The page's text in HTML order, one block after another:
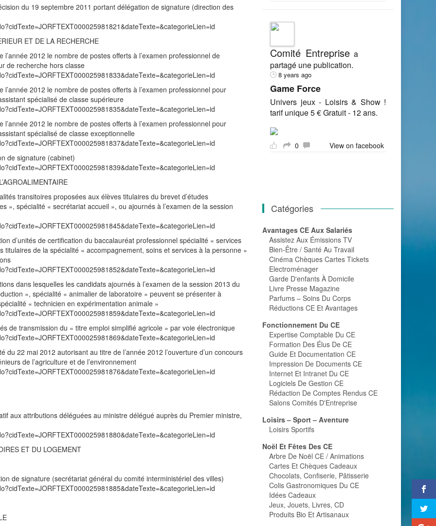
du 19 septembre 2011 portant délégation de signature (direction des
ET DE LA RECHERCHE
2012 le nombre de postes offerts à l’examen professionnel de
de recherche hors classe
2012 le nombre de postes offerts à l’examen professionnel pour
spécialisé de classe supérieure
2012 le nombre de postes offerts à l’examen professionnel pour
spécialisé de classe exceptionnelle
de signature (cabinet)
transitoires proposées aux élèves titulaires du brevet d’études
», spécialité « secrétariat accueil », ou ajournés à l’examen de la session
d’unités de certification du baccalauréat professionnel spécialité « services
titulaires de la spécialité « accompagnement, soins et services à la personne »
dans lesquelles les candidats ajournés à l’examen de la session 2013 du
», spécialité « animalier de laboratoire » peuvent se présenter à
« technicien en expérimentation animale »
de transmission du « titre emploi simplifié agricole » par voie électronique
du 22 mai 2012 autorisant au titre de l’année 2012 l’ouverture d’un concours
de l’agriculture et de l’environnement
aux attributions déléguées au ministre délégué auprès du Premier ministre,
ET DU LOGEMENT
de signature (secrétariat général du comité interministériel des villes)
Comité Entreprisea
partagé une publication.
8 years ago
Game Force
Univers jeux - Loisirs & Show !
tarif unique 5 € Gratuit - 12 ans.
0 View on facebook
Catégories
Avantages CE Aux Salariés
Assistez Aux Émissions TV
Bien-Être / Santé Au Travail
Cinéma Chèques Cartes Tickets
Electroménager
Garde D'enfants À Domicile
Livre Presse Magazine
Parfums – Soins Du Corps
Réductions CE Et Avantages
Fonctionnement Du CE
Expertise Comptable Du CE
Formation Des Élus De CE
Guide Et Documentation CE
Impression De Documents CE
Internet Et Intranet Du CE
Logiciels De Gestion CE
Rédaction De Comptes Rendus CE
Salons Comités D'Entreprise
Loisirs – Sport – Aventure
Loisirs Sportifs
Noël Et Fêtes Des CE
Arbre De Noël CE / Animations
Cartes Et Chèques Cadeaux
Chocolats, Confiserie, Pâtisserie
Colis Gastronomiques Du CE
Idées Cadeaux
Jeux, Jouets, Livres, CD
Produits Bio Et Artisanaux